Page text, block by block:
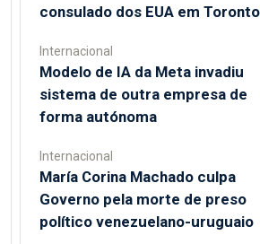
consulado dos EUA em Toronto
Internacional
Modelo de IA da Meta invadiu
sistema de outra empresa de
forma autónoma
Internacional
María Corina Machado culpa
Governo pela morte de preso
político venezuelano-uruguaio